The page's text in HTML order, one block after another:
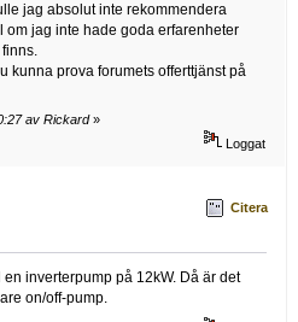
jag absolut inte rekommendera
om jag inte hade goda erfarenheter
kunna prova forumets offerttjänst på
av Rickard»
Loggat
Citera
inverterpump på 12kW. Då är det
on/off-pump.